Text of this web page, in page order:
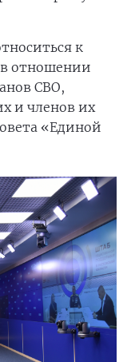
к
в отношении
СВО,
и членов их
«Единой